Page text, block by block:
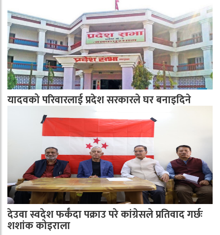
यादवको परिवारलाई प्रदेश सरकारले घर बनाइदिने
देउवा स्वदेश फर्कँदा पक्राउ परे कांग्रेसले प्रतिवाद गर्छः
शशांक कोइराला